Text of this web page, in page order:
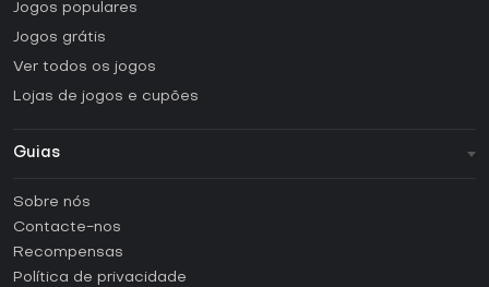
Jogos populares
Jogos grátis
Ver todos os jogos
Lojas de jogos e cupões
Guias
Como ativar uma CD Key Steam?
Como ativar uma CD Key Epic Games?
Sobre nós
Contacte-nos
Recompensas
Política de privacidade